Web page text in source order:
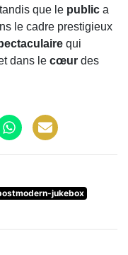
que le public a
le cadre prestigieux
qui
dans le cœur des
jukebox